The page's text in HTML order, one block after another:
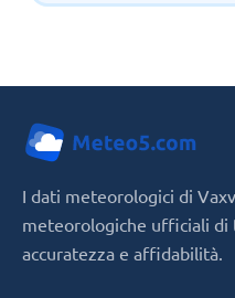
I dati meteorologici di
meteorologiche ufficiali
accuratezza e affidabilità.